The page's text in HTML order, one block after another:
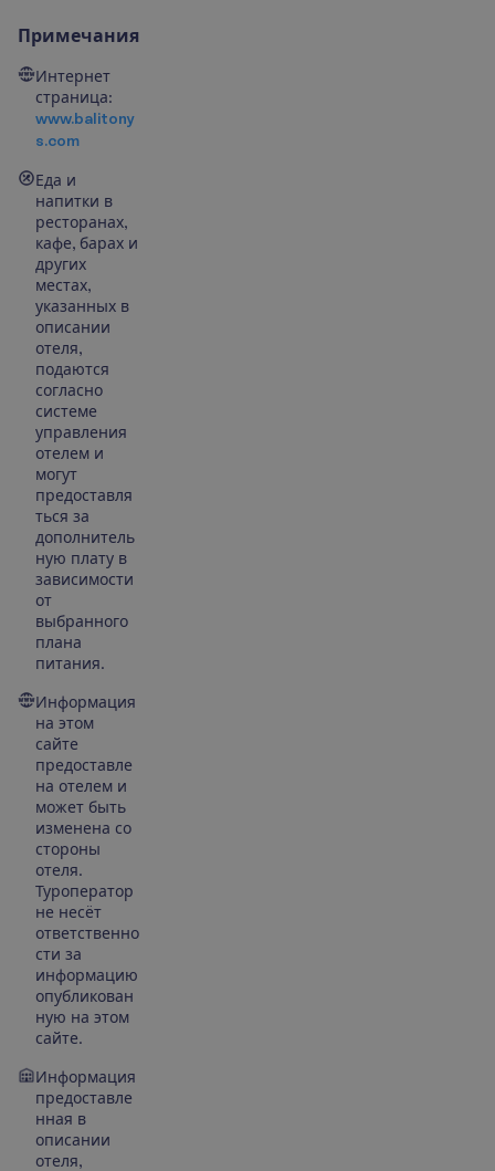
Примечания
Интернет
страница:
www.balitony
s.com
Еда и
напитки в
ресторанах,
кафе, барах и
других
местах,
указанных в
описании
отеля,
подаются
согласно
системе
управления
отелем и
могут
предоставля
ться за
дополнитель
ную плату в
зависимости
от
выбранного
плана
питания.
Информация
на этом
сайте
предоставле
на отелем и
может быть
изменена со
стороны
отеля.
Туроператор
не несёт
ответственно
сти за
информацию
опубликован
ную на этом
сайте.
Информация
предоставле
нная в
описании
отеля,